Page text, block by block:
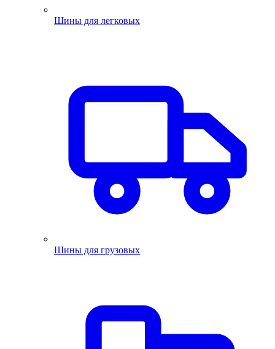
Шины для легковых
Шины для грузовых